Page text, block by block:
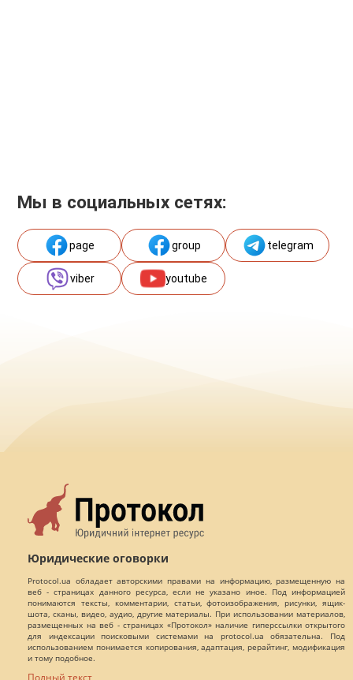
Мы в социальных сетях:
page group telegram
viber youtube
Юридические оговорки
Protocol.ua обладает авторскими правами на информацию, размещенную на
веб - страницах данного ресурса, если не указано иное. Под информацией
понимаются тексты, комментарии, статьи, фотоизображения, рисунки, ящик-
шота, сканы, видео, аудио, другие материалы. При использовании материалов,
размещенных на веб - страницах «Протокол» наличие гиперссылки открытого
для индексации поисковыми системами на protocol.ua обязательна. Под
использованием понимается копирования, адаптация, рерайтинг, модификация
и тому подобное.
Полный текст